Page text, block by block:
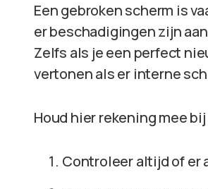
Een gebroken scherm is
er beschadigingen zijn
Zelfs als je een perfect
vertonen als er interne
Houd hier rekening mee
Controleer altijd of er